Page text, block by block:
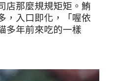
店那麼規規矩矩。鮪
，入口即化，「喔依
多年前來吃的一樣